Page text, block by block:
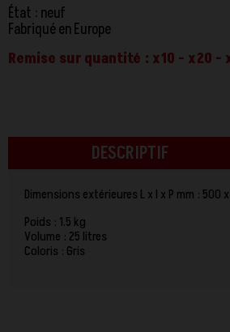
État : neuf
Fabriqué en Europe
Remise sur quantité : x10 - x20
DESCRIPTIF
Dimensions extérieures L x l x P mm : 500
Poids : 1.5 kg
Volume : 25 litres
Coloris : Gris